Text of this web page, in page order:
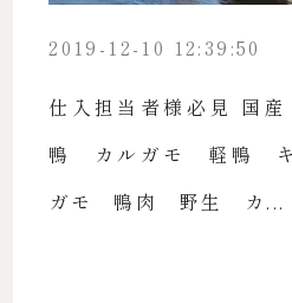
2019-12-10 12:39:50
仕入担当者様必見 国
鴨 カルガモ 軽鴨
ガモ 鴨肉 野生 カ...